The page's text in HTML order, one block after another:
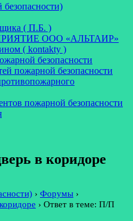
( П.Б. )
ООО «АЛЬТАИР»
( kontakty )
безопасности
пожарной безопасности
пожарной безопасности
в коридоре
› Форумы ›
› Ответ в теме: П/П